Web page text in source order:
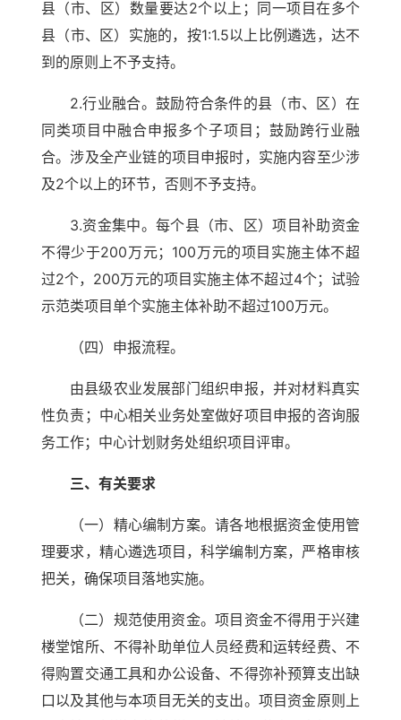
县（市、区）数量要达2个以上；同一项目在多个
县（市、区）实施的，按1:1.5以上比例遴选，达不
到的原则上不予支持。
2.行业融合。鼓励符合条件的县（市、区）在
同类项目中融合申报多个子项目；鼓励跨行业融
合。涉及全产业链的项目申报时，实施内容至少涉
及2个以上的环节，否则不予支持。
3.资金集中。每个县（市、区）项目补助资金
不得少于200万元；100万元的项目实施主体不超
过2个，200万元的项目实施主体不超过4个；试验
示范类项目单个实施主体补助不超过100万元。
（四）申报流程。
由县级农业发展部门组织申报，并对材料真实
性负责；中心相关业务处室做好项目申报的咨询服
务工作；中心计划财务处组织项目评审。
三、有关要求
（一）精心编制方案。请各地根据资金使用管
理要求，精心遴选项目，科学编制方案，严格审核
把关，确保项目落地实施。
（二）规范使用资金。项目资金不得用于兴建
楼堂馆所、不得补助单位人员经费和运转经费、不
得购置交通工具和办公设备、不得弥补预算支出缺
口以及其他与本项目无关的支出。项目资金原则上